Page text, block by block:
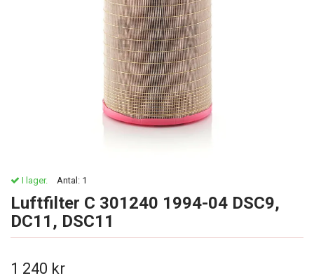
I lager. Antal: 1
Luftfilter C 301240 1994-04 DSC9,
DC11, DSC11
1 240 kr